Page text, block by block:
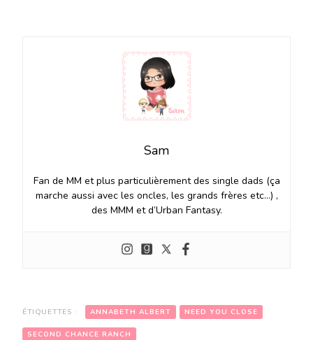
Sam
Fan de MM et plus particulièrement des single dads (ça
marche aussi avec les oncles, les grands frères etc…) ,
des MMM et d’Urban Fantasy.
ÉTIQUETTES : ANNABETH ALBERT NEED YOU CLOSE
SECOND CHANCE RANCH